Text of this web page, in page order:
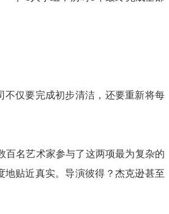
仅要完成初步清洁，还要重新将每
名艺术家参与了这两项最为复杂的
贴近真实。导演彼得？杰克逊甚至